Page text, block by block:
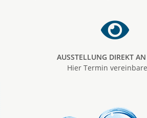
AUSSTELLUNG DIREKT
Hier Termin